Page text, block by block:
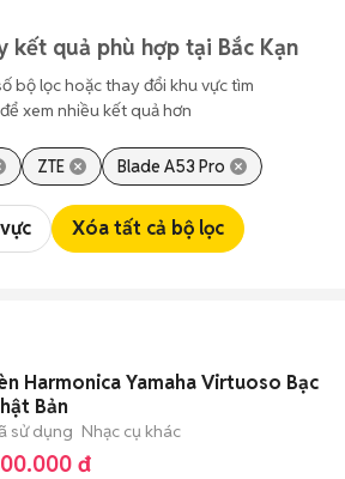
kết quả phù hợp tại Bắc Kạn
bộ lọc hoặc thay đổi khu vực tìm
xem nhiều kết quả hơn
ZTE Blade A53 Pro
Xóa tất cả bộ lọc
Harmonica Yamaha Virtuoso Bạc
Bản
sử dụng Nhạc cụ khác
đ